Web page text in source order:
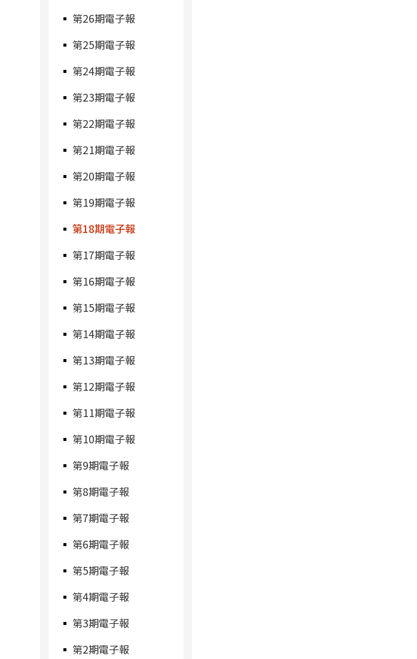
第26期電子報
第25期電子報
第24期電子報
第23期電子報
第22期電子報
第21期電子報
第20期電子報
第19期電子報
第18期電子報
第17期電子報
第16期電子報
第15期電子報
第14期電子報
第13期電子報
第12期電子報
第11期電子報
第10期電子報
第9期電子報
第8期電子報
第7期電子報
第6期電子報
第5期電子報
第4期電子報
第3期電子報
第2期電子報